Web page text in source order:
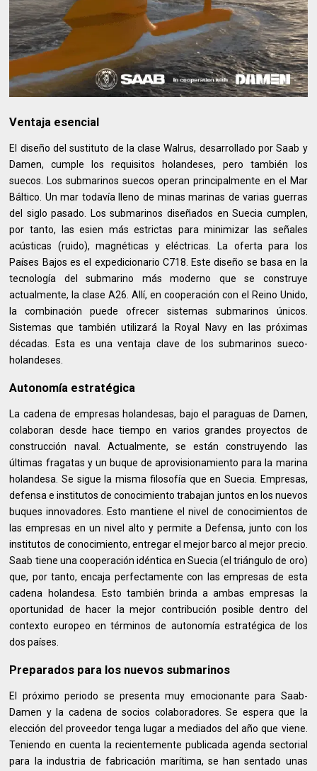
Ventaja esencial
El diseño del sustituto de la clase Walrus, desarrollado por Saab y
Damen, cumple los requisitos holandeses, pero también los
suecos. Los submarinos suecos operan principalmente en el Mar
Báltico. Un mar todavía lleno de minas marinas de varias guerras
del siglo pasado. Los submarinos diseñados en Suecia cumplen,
por tanto, las esien más estrictas para minimizar las señales
acústicas (ruido), magnéticas y eléctricas. La oferta para los
Países Bajos es el expedicionario C718. Este diseño se basa en la
tecnología del submarino más moderno que se construye
actualmente, la clase A26. Allí, en cooperación con el Reino Unido,
la combinación puede ofrecer sistemas submarinos únicos.
Sistemas que también utilizará la Royal Navy en las próximas
décadas. Esta es una ventaja clave de los submarinos sueco-
holandeses.
Autonomía estratégica
La cadena de empresas holandesas, bajo el paraguas de Damen,
colaboran desde hace tiempo en varios grandes proyectos de
construcción naval. Actualmente, se están construyendo las
últimas fragatas y un buque de aprovisionamiento para la marina
holandesa. Se sigue la misma filosofía que en Suecia. Empresas,
defensa e institutos de conocimiento trabajan juntos en los nuevos
buques innovadores. Esto mantiene el nivel de conocimientos de
las empresas en un nivel alto y permite a Defensa, junto con los
institutos de conocimiento, entregar el mejor barco al mejor precio.
Saab tiene una cooperación idéntica en Suecia (el triángulo de oro)
que, por tanto, encaja perfectamente con las empresas de esta
cadena holandesa. Esto también brinda a ambas empresas la
oportunidad de hacer la mejor contribución posible dentro del
contexto europeo en términos de autonomía estratégica de los
dos países.
Preparados para los nuevos submarinos
El próximo periodo se presenta muy emocionante para Saab-
Damen y la cadena de socios colaboradores. Se espera que la
elección del proveedor tenga lugar a mediados del año que viene.
Teniendo en cuenta la recientemente publicada agenda sectorial
para la industria de fabricación marítima, se han sentado unas